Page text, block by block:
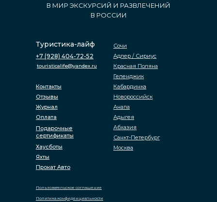
В МИР ЭКСКУРСИЙ И РАЗВЛЕЧЕНИЙ
В РОССИИ
Туристика-лайф
Контакты
Отзывы
Анапа
Абхазия
Адыгея
Адлер / Сириус
Сочи
Геленджик
Кабардинка
Журнал
+7 (928) 404-72-52
touristicalife@yandex.ru
Пользовательское соглашение
Политика конфиденциальности
Оплата
Красная Поляна
Новороссийск
Подарочные
сертификаты
Москва
Санкт-Петербург
Хаусботы
Яхты
Прокат Авто